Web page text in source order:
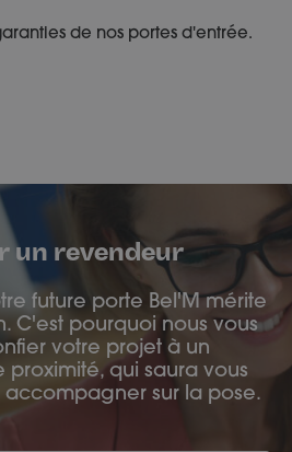
de nos portes d'entrée.
un revendeur
future porte Bel'M mérite
C'est pourquoi nous vous
votre projet à un
proximité, qui saura vous
accompagner sur la pose.